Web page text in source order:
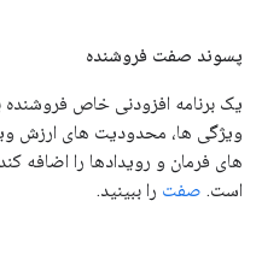
پسوند صفت فروشنده
یک برنامه افزودنی خاص
ویژگی ها، محدودیت های ارزش
های فرمان و رویدادها را اضافه
است. صفت را ببینید.